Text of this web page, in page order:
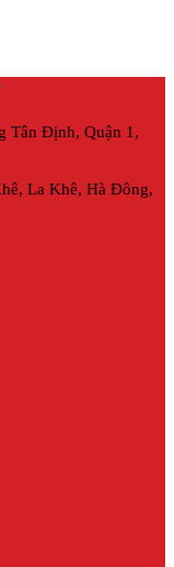
Tân Định, Quận 1,
La Khê, Hà Đông,